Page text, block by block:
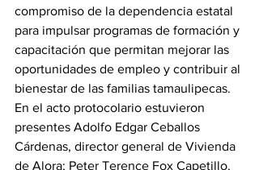
compromiso de la dependencia estatal
para impulsar programas de formación y
capacitación que permitan mejorar las
oportunidades de empleo y contribuir al
bienestar de las familias tamaulipecas.
En el acto protocolario estuvieron
presentes Adolfo Edgar Ceballos
Cárdenas, director general de Vivienda
de Alora; Peter Terence Fox Capetillo,